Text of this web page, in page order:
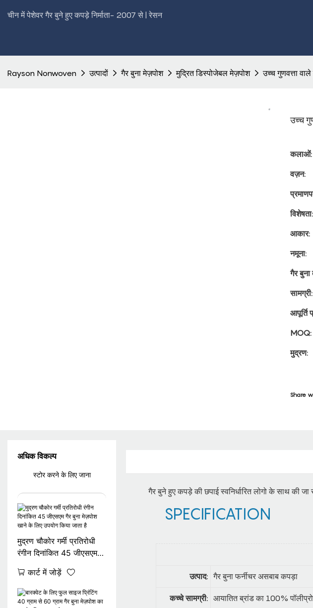
चीन में पेशेवर गैर बुने हुए कपड़े निर्माता- 2007 से | रेसन
Rayson Nonwoven उत्पादों गैर बुना मेज़पोश मुद्रित डिस्पोजेबल मेज़पोश उच्च गुणवत्ता
उच्च
कलाओं:
वज़न:
आकार:
नमूना:
गैर
सामग्री:
आपूर्ति
MOQ:
मुद्रण:
Share
गैर बुने हुए कपड़े की छपाई स्वनिर्धारित लोगो के साथ की
SPECIFICATION
उत्पाद: गैर बुना फर्नीचर असबाब कपड़ा
कच्चे सामग्री: आयातित ब्रांड का 100%
अधिक विकल्प
स्टोर करने के लिए जाना
मुद्रण चौकोर गर्मी प्रतिरोधी
रंगीन दिनांकित 45 जीएसएम
उपयोग किया जाता है
कार्ट में जोड़ें